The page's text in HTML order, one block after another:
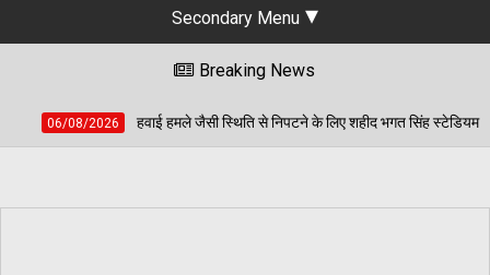
Secondary Menu
Breaking News
स्थिति से निपटने के लिए शहीद भगत सिंह स्टेडियम में हुई मॉक एक्सरसाइज, आठ घायलों का